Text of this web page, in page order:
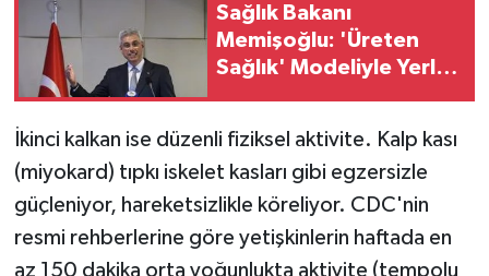
Sağlık Bakanı
Memişoğlu: 'Üreten
Sağlık' Modeliyle Yerli
İkinci kalkan ise düzenli fiziksel aktivite. Kalp kası
(miyokard) tıpkı iskelet kasları gibi egzersizle
güçleniyor, hareketsizlikle köreliyor. CDC'nin
resmi rehberlerine göre yetişkinlerin haftada en
az 150 dakika orta yoğunlukta aktivite (tempolu